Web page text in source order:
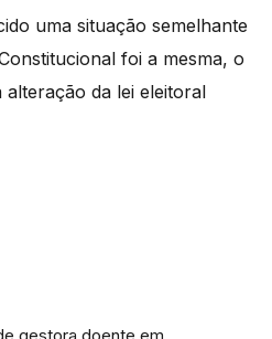
uma situação semelhante
foi a mesma, o
da lei eleitoral
gestora doente em